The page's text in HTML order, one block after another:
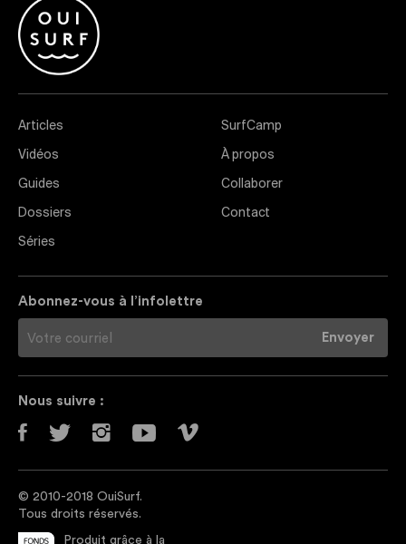
Articles
Vidéos
Guides
Dossiers
Séries
SurfCamp
À propos
Collaborer
Contact
Abonnez-vous à l’infolettre
Nous suivre :
© 2010-2018 OuiSurf.
Tous droits réservés.
Produit grâce à la